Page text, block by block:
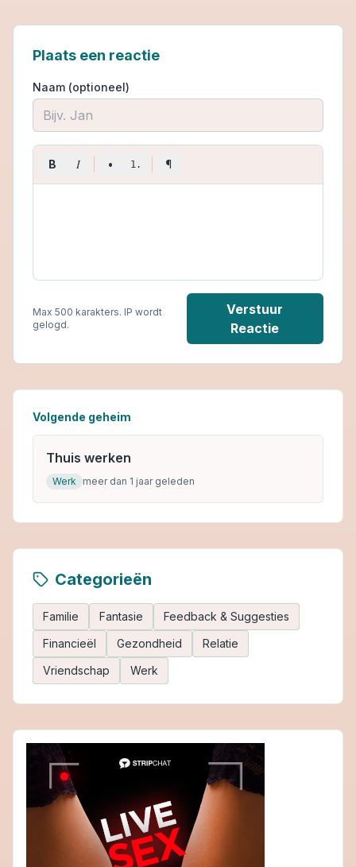
Plaats een reactie
Naam (optioneel)
B I • 1. ¶
Max 500 karakters. IP wordt
gelogd.
Verstuur
Reactie
Volgende geheim
Thuis werken
Werk meer dan 1 jaar geleden
Categorieën
Familie Fantasie
Feedback & Suggesties
Financieël
Gezondheid
Relatie
Vriendschap
Werk